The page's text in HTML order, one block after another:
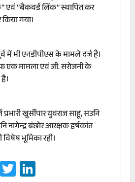
एवं ’’बैकवर्ड लिंक’’ स्थापित कर
गया।
में भी एनडीपीएस के मामले दर्ज है।
एक मामला एवं जी. सरोजनी के
प्रभारी खुर्सीपार युवराज साहू, सउनि
नागेन्द्र बंछोर आरक्षक हर्षकांत
भूमिका रही।
EmailTwitter